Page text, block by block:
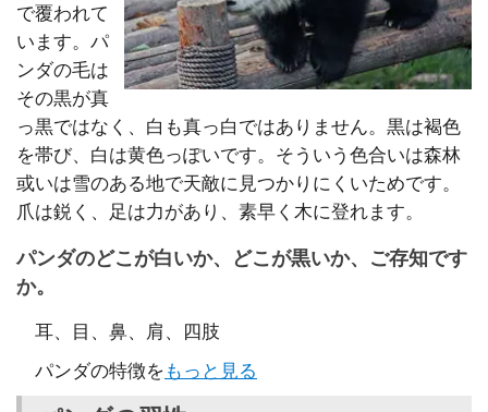
で覆われて
います。パ
ンダの毛は
その黒が真
っ黒ではなく、白も真っ白ではありません。黒は褐色
を帯び、白は黄色っぽいです。そういう色合いは森林
或いは雪のある地で天敵に見つかりにくいためです。
爪は鋭く、足は力があり、素早く木に登れます。
パンダのどこが白いか、どこが黒いか、ご存知です
か。
耳、目、鼻、肩、四肢
パンダの特徴を もっと見る